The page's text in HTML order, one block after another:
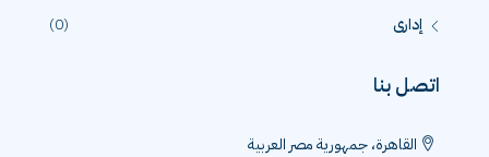
إدارى
(0)
اتصل بنا
القاهرة، جمهورية مصر العربية